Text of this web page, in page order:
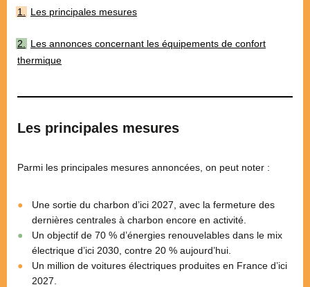
Les principales mesures
Les annonces concernant les équipements de confort
thermique
Les principales mesures
Parmi les principales mesures annoncées, on peut noter :
Une sortie du charbon d’ici 2027, avec la fermeture des
dernières centrales à charbon encore en activité.
Un objectif de 70 % d’énergies renouvelables dans le mix
électrique d’ici 2030, contre 20 % aujourd’hui.
Un million de voitures électriques produites en France d’ici
2027.